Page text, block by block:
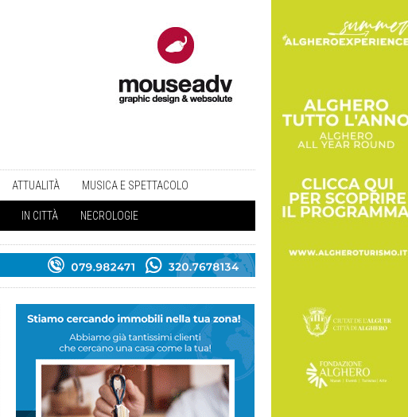
ATTUALITÀ MUSICA E SPETTACOLO
IN CITTÀ NECROLOGIE